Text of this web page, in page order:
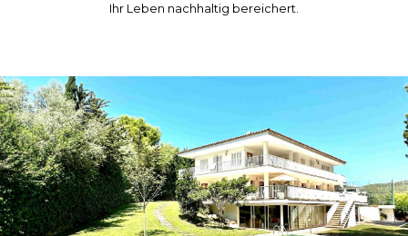
Ihr Leben nachhaltig bereichert.